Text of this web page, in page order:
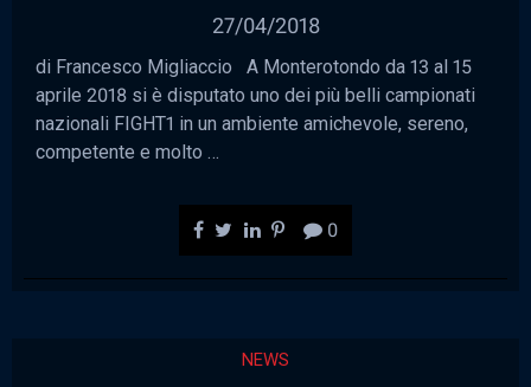
27/04/2018
di Francesco Migliaccio A Monterotondo da 13 al 15
aprile 2018 si è disputato uno dei più belli campionati
nazionali FIGHT1 in un ambiente amichevole, sereno,
competente e molto …
0
NEWS